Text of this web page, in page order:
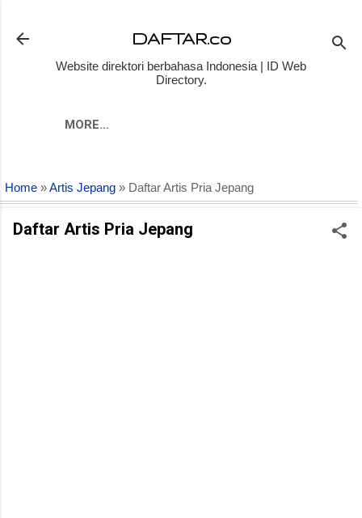
DAFTAR.co
Website direktori berbahasa Indonesia | ID Web
Directory.
MORE…
Home »Artis Jepang » Daftar Artis Pria Jepang
Daftar Artis Pria Jepang